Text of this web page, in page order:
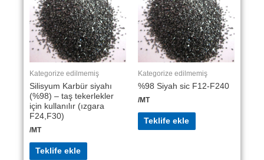
Kategorize edilmemiş
Silisyum Karbür siyahı
(%98) – taş tekerlekler
için kullanılır (ızgara
F24,F30)
/MT
Teklife ekle
Kategorize edilmemiş
%98 Siyah sic F12-F240
/MT
Teklife ekle